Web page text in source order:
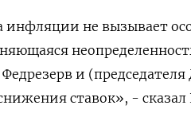
инфляции не вызывает
и
ставок», - сказал